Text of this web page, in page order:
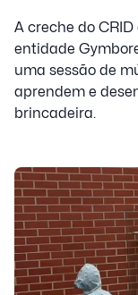
A creche do
entidade
uma sessão de
aprendem e
brincadeira.